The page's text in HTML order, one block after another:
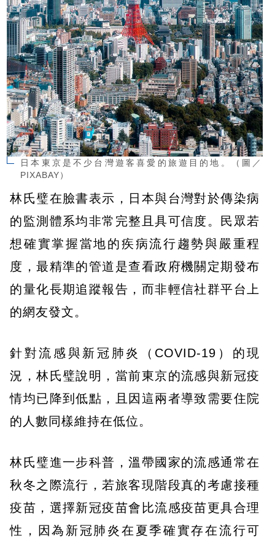
日本東京是不少台灣遊客喜愛的旅遊目的地。（圖／
PIXABAY）
林氏璧在臉書表示，日本與台灣對於傳染病
的監測體系均非常完整且具可信度。民眾若
想確實掌握當地的疾病流行趨勢與嚴重程
度，最精準的管道是查看政府機關定期發布
的量化長期追蹤報告，而非輕信社群平台上
的網友發文。
針對流感與新冠肺炎（COVID-19）的現
況，林氏璧說明，當前東京的流感與新冠疫
情均已降到低點，且因這兩者導致需要住院
的人數同樣維持在低位。
林氏璧進一步科普，溫帶國家的流感通常在
秋冬之際流行，若旅客現階段真的考慮接種
疫苗，選擇新冠疫苗會比流感疫苗更具合理
性，因為新冠肺炎在夏季確實存在流行可